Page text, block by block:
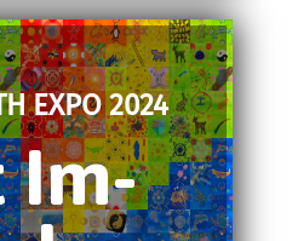
EXPO 2024
Im-